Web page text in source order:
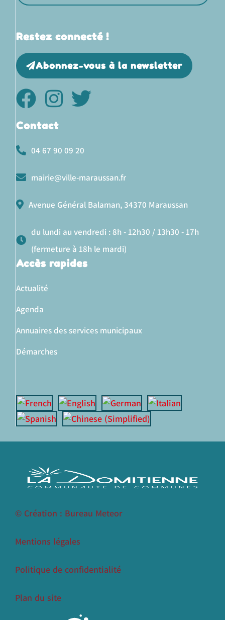
Restez connecté !
Abonnez-vous à la newsletter
Contact
04 67 90 09 20
mairie@ville-maraussan.fr
Avenue Général Balaman, 34370 Maraussan
du lundi au vendredi : 8h - 12h30 / 13h30 - 17h
(fermeture à 18h le mardi)
Accès rapides
Actualité
Agenda
Annuaires des services municipaux
Démarches
© Création : Bureau Meteor
Mentions légales
Politique de confidentialité
Plan du site